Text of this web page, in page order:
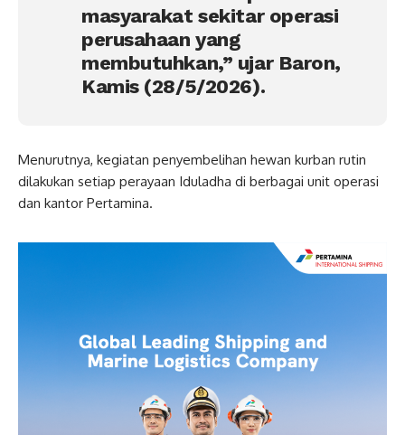
masyarakat sekitar operasi
perusahaan yang
membutuhkan,” ujar Baron,
Kamis (28/5/2026).
Menurutnya, kegiatan penyembelihan hewan kurban rutin
dilakukan setiap perayaan Iduladha di berbagai unit operasi
dan kantor Pertamina.